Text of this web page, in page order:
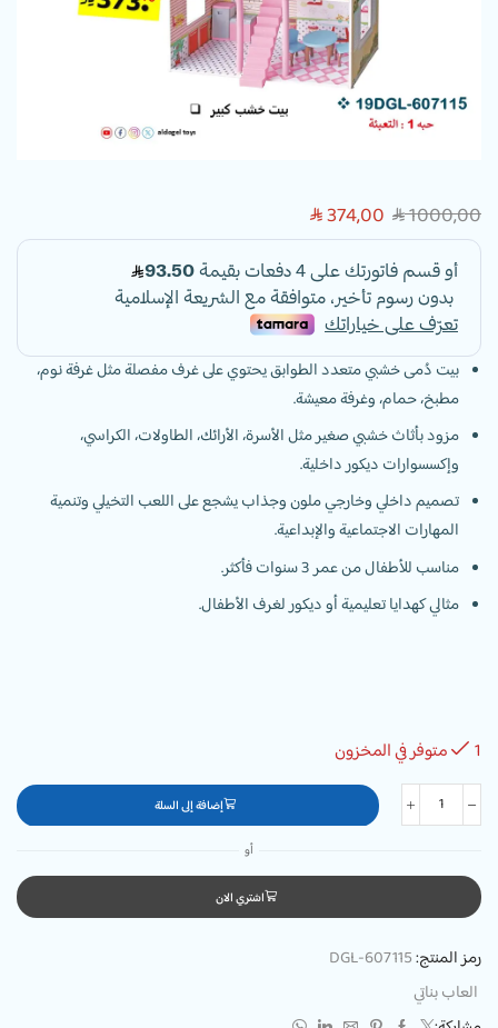
SAR1000,00
SAR 374,00
بيت دُمى خشبي متعدد الطوابق يحتوي على غرف مفصلة مثل غرفة نوم،
مطبخ، حمام، وغرفة معيشة.
مزود بأثاث خشبي صغير مثل الأسرة، الأرائك، الطاولات، الكراسي،
وإكسسوارات ديكور داخلية.
تصميم داخلي وخارجي ملون وجذاب يشجع على اللعب التخيلي وتنمية
المهارات الاجتماعية والإبداعية.
مناسب للأطفال من عمر 3 سنوات فأكثر.
مثالي كهدايا تعليمية أو ديكور لغرف الأطفال.
1 متوفر في المخزون
إضافة إلى السلة
أو
اشتري الان
رمز المنتج:DGL-607115
العاب بناتي